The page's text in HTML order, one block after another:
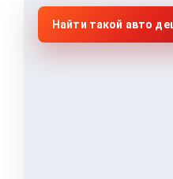
Найти такой авто